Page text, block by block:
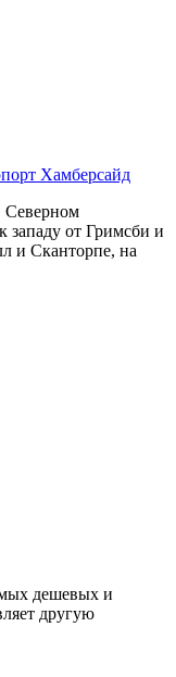
Хамберсайд
Северном
от Гримсби и
и Сканторпе, на
дешевых и
другую